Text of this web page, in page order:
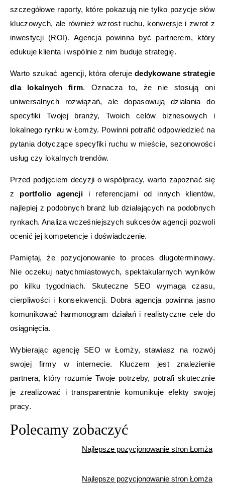
szczegółowe raporty, które pokazują nie tylko pozycje słów
kluczowych, ale również wzrost ruchu, konwersje i zwrot z
inwestycji (ROI). Agencja powinna być partnerem, który
edukuje klienta i wspólnie z nim buduje strategię.
Warto szukać agencji, która oferujededykowane strategie
dla lokalnych firm. Oznacza to, że nie stosują oni
uniwersalnych rozwiązań, ale dopasowują działania do
specyfiki Twojej branży, Twoich celów biznesowych i
lokalnego rynku w Łomży. Powinni potrafić odpowiedzieć na
pytania dotyczące specyfiki ruchu w mieście, sezonowości
usług czy lokalnych trendów.
Przed podjęciem decyzji o współpracy, warto zapoznać się
z portfolio agencji i referencjami od innych klientów,
najlepiej z podobnych branż lub działających na podobnych
rynkach. Analiza wcześniejszych sukcesów agencji pozwoli
ocenić jej kompetencje i doświadczenie.
Pamiętaj, że pozycjonowanie to proces długoterminowy.
Nie oczekuj natychmiastowych, spektakularnych wyników
po kilku tygodniach. Skuteczne SEO wymaga czasu,
cierpliwości i konsekwencji. Dobra agencja powinna jasno
komunikować harmonogram działań i realistyczne cele do
osiągnięcia.
Wybierając agencję SEO w Łomży, stawiasz na rozwój
swojej firmy w internecie. Kluczem jest znalezienie
partnera, który rozumie Twoje potrzeby, potrafi skutecznie
je zrealizować i transparentnie komunikuje efekty swojej
pracy.
Polecamy zobaczyć
Najlepsze pozycjonowanie stron Łomża
Najlepsze pozycjonowanie stron Łomża